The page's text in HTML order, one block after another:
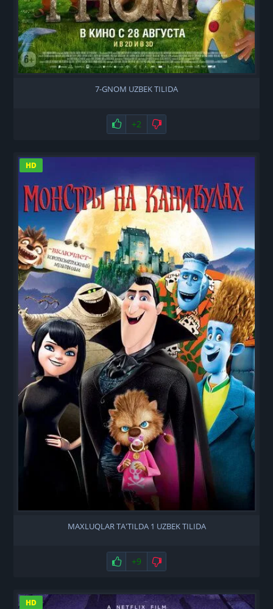
7-GNOM UZBEK TILIDA
Нравится
+2 Не нравится
HD
MAXLUQLAR TA'TILDA 1 UZBEK TILIDA
Нравится
+9 Не нравится
HD